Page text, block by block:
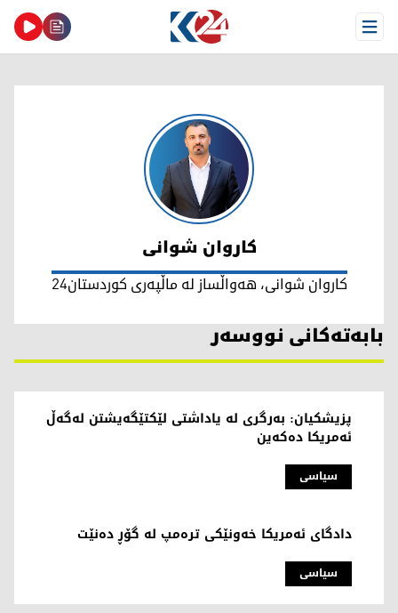
Open Menu
کاروان شوانی
کاروان شوانی
کاروان شوانی، هەواڵساز لە ماڵپەری کوردستان24
بابەتەکانی نووسەر
سیاسی
پزیشکیان: بەرگری لە یاداشتی لێکتێگەیشتن لەگەڵ
ئەمریکا دەکەین
سیاسی
دادگای ئەمریکا خەونێکی ترەمپ لە گۆڕ دەنێت